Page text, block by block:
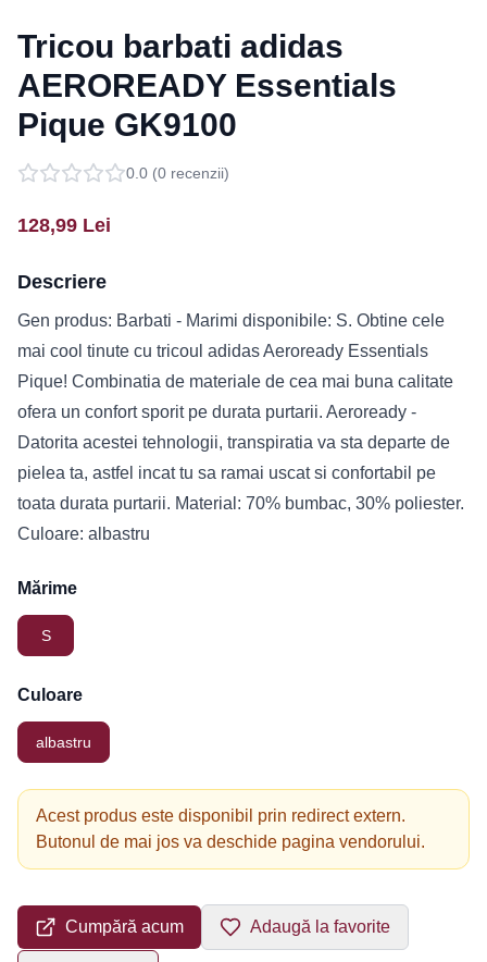
Tricou barbati adidas
AEROREADY Essentials
Pique GK9100
0.0 (0 recenzii)
128,99 Lei
Descriere
Gen produs: Barbati - Marimi disponibile: S. Obtine cele
mai cool tinute cu tricoul adidas Aeroready Essentials
Pique! Combinatia de materiale de cea mai buna calitate
ofera un confort sporit pe durata purtarii. Aeroready -
Datorita acestei tehnologii, transpiratia va sta departe de
pielea ta, astfel incat tu sa ramai uscat si confortabil pe
toata durata purtarii. Material: 70% bumbac, 30% poliester.
Culoare: albastru
Mărime
S
Culoare
albastru
Acest produs este disponibil prin redirect extern.
Butonul de mai jos va deschide pagina vendorului.
Cumpără acum Adaugă la favorite